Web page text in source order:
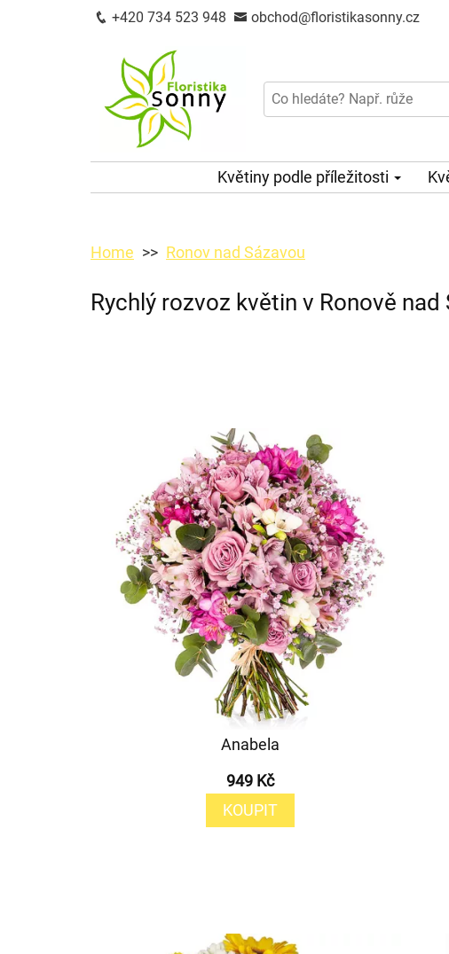
+420 734 523 948 obchod@floristikasonny.cz
Květiny podle příležitosti
Home Ronov nad Sázavou
Rychlý rozvoz květin v Ronově
Anabela
949 Kč
KOUPIT